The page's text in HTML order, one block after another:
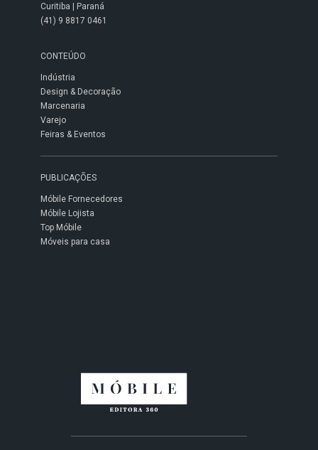
Curitiba | Paraná
(41) 9 8817 0461
CONTEÚDO
Indústria
Design & Decoração
Marcenaria
Varejo
Feiras & Eventos
PUBLICAÇÕES
Móbile Fornecedores
Móbile Lojista
Top Móbile
Móveis para casa